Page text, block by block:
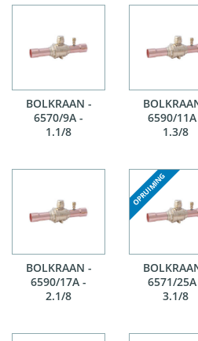
BOLKRAAN -
6570/9A -
1.1/8
6590/
1.3/8
BOLKRAAN -
6590/17A -
2.1/8
6571/
3.1/8